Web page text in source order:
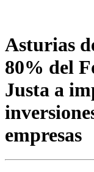
Asturias
80% del
Justa a
empresas